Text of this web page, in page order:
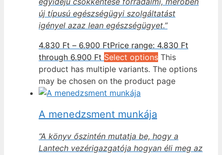
új típusú egészségügyi szolgáltatást
igényel azaz lean egészségügyet.”
4.830 Ft – 6.900 FtPrice range: 4.830 Ft
through 6.900 Ft Select options This
product has multiple variants. The options
may be chosen on the product page
A menedzsment munkája
“A könyv őszintén mutatja be, hogy a
Lantech vezérigazgatója hogyan éli meg az